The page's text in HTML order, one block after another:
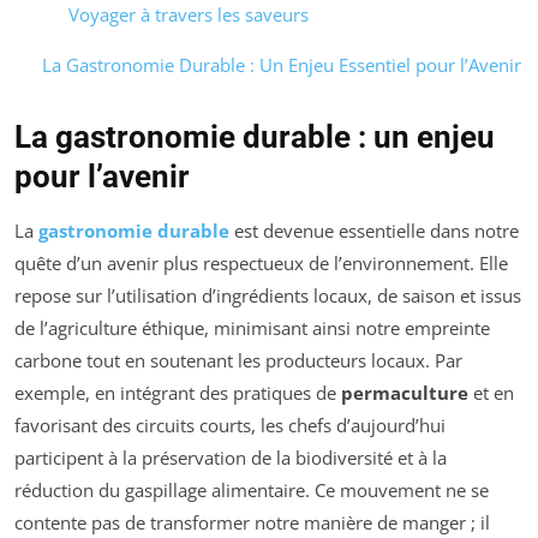
Voyager à travers les saveurs
La Gastronomie Durable : Un Enjeu Essentiel pour l’Avenir
La gastronomie durable : un enjeu
pour l’avenir
La gastronomie durable est devenue essentielle dans notre
quête d’un avenir plus respectueux de l’environnement. Elle
repose sur l’utilisation d’ingrédients locaux, de saison et issus
de l’agriculture éthique, minimisant ainsi notre empreinte
carbone tout en soutenant les producteurs locaux. Par
exemple, en intégrant des pratiques de permaculture et en
favorisant des circuits courts, les chefs d’aujourd’hui
participent à la préservation de la biodiversité et à la
réduction du gaspillage alimentaire. Ce mouvement ne se
contente pas de transformer notre manière de manger ; il